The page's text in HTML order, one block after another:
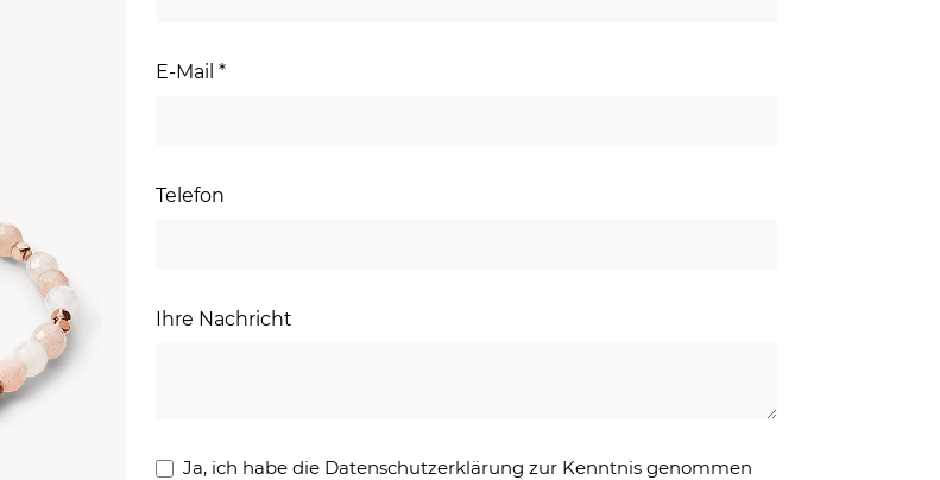
E-Mail *
Telefon
Ihre Nachricht
Ja, ich habe die Datenschutzerklärung zur Kenntnis genommen